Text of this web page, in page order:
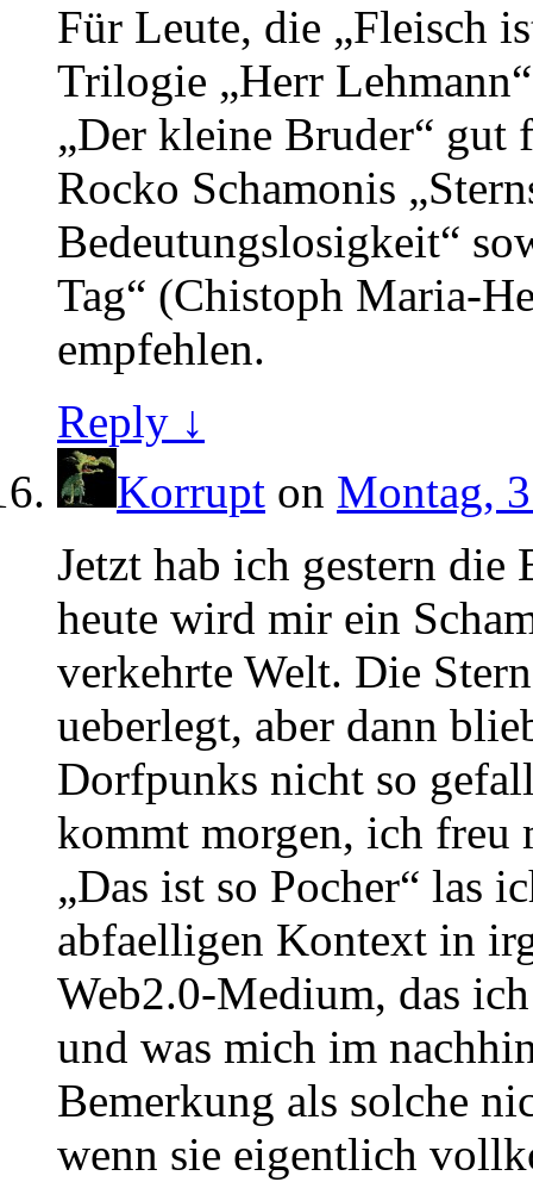
Für Leute, die „Fleisch
Trilogie „Herr
„Der kleine Bruder“ gut
Rocko Schamonis
Bedeutungslosigkeit“
Tag“ (Chistoph Maria-
empfehlen.
Reply ↓
Korrupt on Montag,
Jetzt hab ich gestern die
heute wird mir ein
verkehrte Welt. Die
ueberlegt, aber dann
Dorfpunks nicht so
kommt morgen, ich freu
„Das ist so Pocher“ las
abfaelligen Kontext in
Web2.0-Medium, das
und was mich im
Bemerkung als solche
wenn sie eigentlich